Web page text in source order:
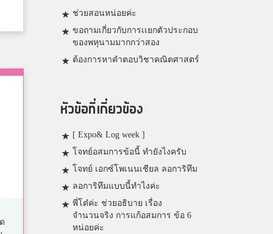
ช่วยสอนหน่อยค่ะ
ขอถามเกี่ยวกับการเเยกตัวประกอบ
ของพหุนามมากกว่าสอง
ต้องการหาคำตอบวิชาคณิตศาสตร์
หัวข้อที่เกี่ยวข้อง
[ Expo& Log week ]
โจทย์อสมการข้อนี้ ทำยังไงครับ
โจทย์ เอกซ์โพเนนเชียล ลอการิทึม
ลอการิทึมแบบนี้ทำไงค่ะ
พี่โต๋ค่ะ ช่วยอธิบาย เรื่อง
จำนวนจริง การแก้อสมการ ข้อ 6
หน่อยค่ะ